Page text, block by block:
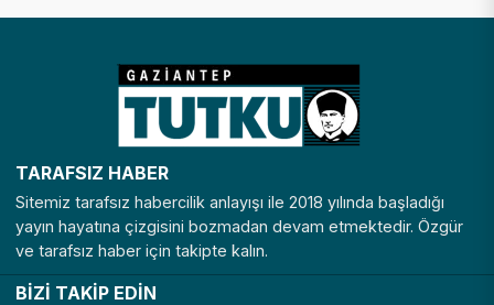
TARAFSIZ HABER
Sitemiz tarafsız habercilik anlayışı ile 2018 yılında başladığı
yayın hayatına çizgisini bozmadan devam etmektedir. Özgür
ve tarafsız haber için takipte kalın.
BİZİ TAKİP EDİN